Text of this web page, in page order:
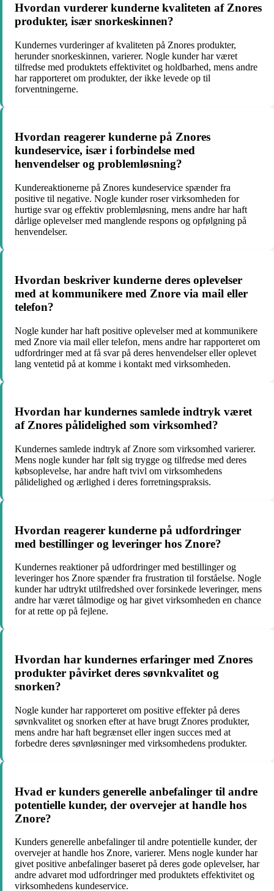
Hvordan vurderer kunderne kvaliteten af Znores
produkter, især snorkeskinnen?
Kundernes vurderinger af kvaliteten på Znores produkter,
herunder snorkeskinnen, varierer. Nogle kunder har været
tilfredse med produktets effektivitet og holdbarhed, mens andre
har rapporteret om produkter, der ikke levede op til
forventningerne.
Hvordan reagerer kunderne på Znores
kundeservice, især i forbindelse med
henvendelser og problemløsning?
Kundereaktionerne på Znores kundeservice spænder fra
positive til negative. Nogle kunder roser virksomheden for
hurtige svar og effektiv problemløsning, mens andre har haft
dårlige oplevelser med manglende respons og opfølgning på
henvendelser.
Hvordan beskriver kunderne deres oplevelser
med at kommunikere med Znore via mail eller
telefon?
Nogle kunder har haft positive oplevelser med at kommunikere
med Znore via mail eller telefon, mens andre har rapporteret om
udfordringer med at få svar på deres henvendelser eller oplevet
lang ventetid på at komme i kontakt med virksomheden.
Hvordan har kundernes samlede indtryk været
af Znores pålidelighed som virksomhed?
Kundernes samlede indtryk af Znore som virksomhed varierer.
Mens nogle kunder har følt sig trygge og tilfredse med deres
købsoplevelse, har andre haft tvivl om virksomhedens
pålidelighed og ærlighed i deres forretningspraksis.
Hvordan reagerer kunderne på udfordringer
med bestillinger og leveringer hos Znore?
Kundernes reaktioner på udfordringer med bestillinger og
leveringer hos Znore spænder fra frustration til forståelse. Nogle
kunder har udtrykt utilfredshed over forsinkede leveringer, mens
andre har været tålmodige og har givet virksomheden en chance
for at rette op på fejlene.
Hvordan har kundernes erfaringer med Znores
produkter påvirket deres søvnkvalitet og
snorken?
Nogle kunder har rapporteret om positive effekter på deres
søvnkvalitet og snorken efter at have brugt Znores produkter,
mens andre har haft begrænset eller ingen succes med at
forbedre deres søvnløsninger med virksomhedens produkter.
Hvad er kunders generelle anbefalinger til andre
potentielle kunder, der overvejer at handle hos
Znore?
Kunders generelle anbefalinger til andre potentielle kunder, der
overvejer at handle hos Znore, varierer. Mens nogle kunder har
givet positive anbefalinger baseret på deres gode oplevelser, har
andre advaret mod udfordringer med produktets effektivitet og
virksomhedens kundeservice.